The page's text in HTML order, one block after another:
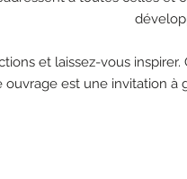
et laissez-vous
ouvrage est une invitation